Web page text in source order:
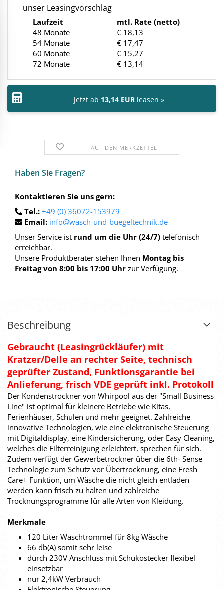
unser Leasingvorschlag
Laufzeit
mtl. Rate (netto)
48 Monate
€ 18,13
54 Monate
€ 17,47
60 Monate
€ 15,27
72 Monate
€ 13,14
jetzt ab 13,14 EUR leasen »
AUF DEN MERKZETTEL
Haben Sie Fra­gen?
Kontaktieren Sie uns gern:
Tel.: +49 (0) 36072-153979
Email: info@wasch-und-buegeltechnik.de
Unser Service ist rund um die Uhr (24/7) telefonisch
erreichbar.
Unsere Produktberater stehen Ihnen Montag bis
Freitag von 8:00 bis 17:00 Uhr zur Verfügung.
Beschreibung
Gebraucht (Leasingrückläufer) mit
Kratzer/Delle an rechter Seite, technisch
geprüfter Zustand, Funktionsgarantie bei
Anlieferung, frisch VDE geprüft inkl. Protokoll
Der Kondenstrockner von Whirpool aus der "Small Business
Line" ist optimal für kleinere Betriebe wie Kitas,
Ferienhäuser, Schulen und mehr geeignet. Zahlreiche
innovative Technologien, wie eine elektronische Steuerung
mit Digitaldisplay, eine Kindersicherung, oder Easy Cleaning,
welches die Filterreinigung erleichtert, sprechen für sich.
Zudem verfügt der Gewerbetrockner über die 6th- Sense
Technologie zum Schutz vor Übertrocknung, eine Fresh
Care+ Funktion, um Wäsche die nicht gleich entladen
werden kann frisch zu halten und zahlreiche
Trocknungsprogramme für alle Arten von Kleidung.
Merkmale
120 Liter Waschtrommel für 8kg Wäsche
66 db(A) somit sehr leise
durch 230V Anschluss mit Schukostecker flexibel
einsetzbar
nur 2,4kW Verbrauch